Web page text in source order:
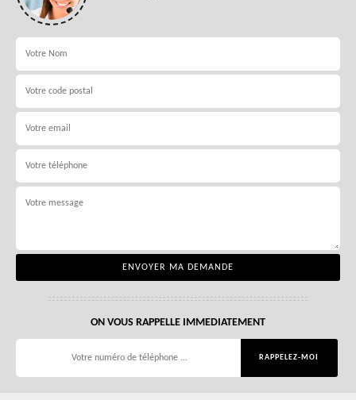
ON VOUS RAPPELLE IMMEDIATEMENT